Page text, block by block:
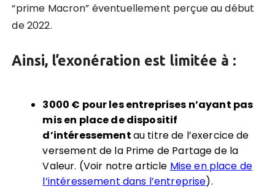
“prime Macron” éventuellement perçue au début
de 2022.
Ainsi, l’exonération est limitée à :
3000 € pour les entreprises n’ayant pas
mis en place de dispositif
d’intéressementau titre de l’exercice de
versement de la Prime de Partage de la
Valeur. (Voir notre article Mise en place de
l’intéressement dans l’entreprise).